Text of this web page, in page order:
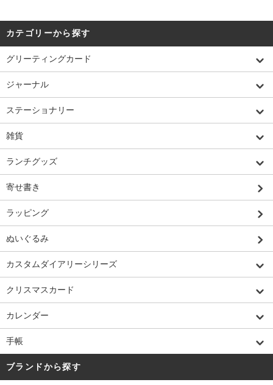
カテゴリーから探す
グリーティングカード
ジャーナル
ステーショナリー
雑貨
ランチグッズ
寄せ書き
ラッピング
ぬいぐるみ
カスタムダイアリーシリーズ
クリスマスカード
カレンダー
手帳
ブランドから探す